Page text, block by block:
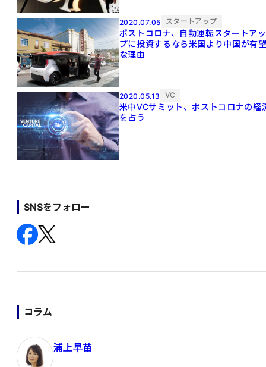
2020.07.05 スタートアップ
ポストコロナ、自動運転スタートアッ
プに投資するなら米国より中国が有
な理由
2020.05.13 VC
米中VCサミット、ポストコロナの経
を占う
SNSをフォロー
コラム
浦上早苗